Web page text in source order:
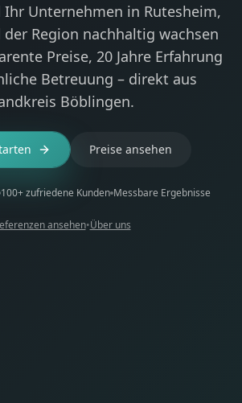
Unternehmen in Rutesheim,
Region nachhaltig wachsen
Preise, 20 Jahre Erfahrung
Betreuung – direkt aus
Böblingen.
Preise ansehen
100+ zufriedene Kunden Messbare Ergebnisse
ansehen•Über uns